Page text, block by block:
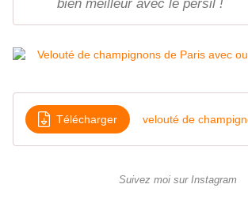
bien meilleur avec le persil !
Télécharger velouté de
Suivez moi sur Instagram